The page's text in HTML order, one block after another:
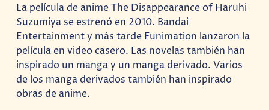
La película de anime The Disappearance of Haruhi
Suzumiya se estrenó en 2010. Bandai
Entertainment y más tarde Funimation lanzaron la
película en video casero. Las novelas también han
inspirado un manga y un manga derivado. Varios
de los manga derivados también han inspirado
obras de anime.